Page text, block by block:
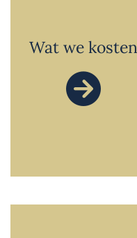
Wat we kosten
